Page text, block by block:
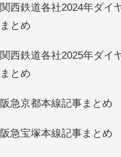
関西鉄道各社2024年ダイ
まとめ
関西鉄道各社2025年ダイ
まとめ
阪急京都本線記事まとめ
阪急宝塚本線記事まとめ